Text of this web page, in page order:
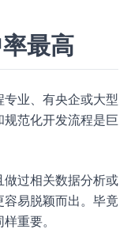
最高
业、有央企或大型
范化开发流程是巨
做过相关数据分析或
易脱颖而出。毕竟
重要。